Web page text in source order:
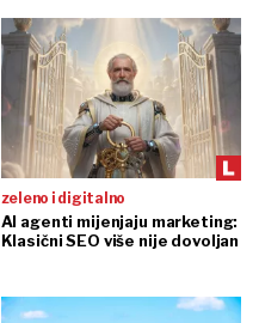
zeleno i digitalno
AI agenti mijenjaju marketing:
Klasični SEO više nije dovoljan